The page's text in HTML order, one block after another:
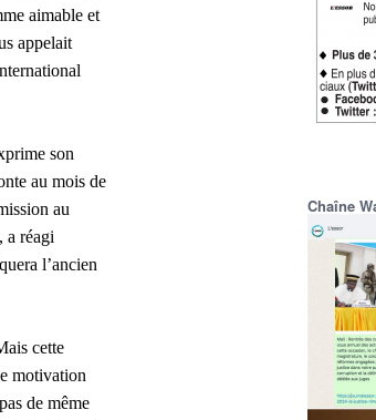
aimable et
appelait
son
au mois de
au
a réagi
l’ancien
cette
motivation
de même
Chaîne